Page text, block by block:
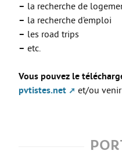
ETUDES / FORMATION
L’orientation
L’alternance
Métiers en uniforme
– la recherche de
– la recherche d’emploi
– les road trips
– etc.
Vous pouvez le
pvtistes.net
et/ou venir